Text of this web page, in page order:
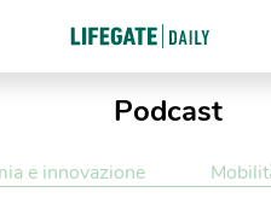
Podcast
e innovazione